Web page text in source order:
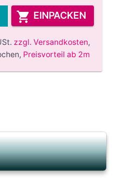
EINPACKEN
zzgl. Versandkosten,
, Preisvorteil ab 2m